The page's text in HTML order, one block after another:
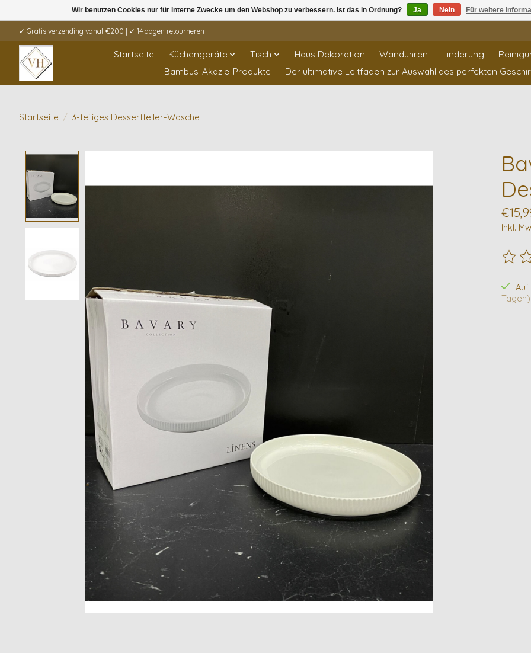
✓ Gratis verzending vanaf €200 | ✓ 14 dagen retourneren
Startseite Küchengeräte Tisch Haus Dekoration Wanduhren Linderung
Bambus-Akazie-Produkte
Der ultimative Leitfaden zur Auswahl des perfekten
Startseite / 3-teiliges Dessertteller-Wäsche
Inkl.
Die
Tagen)
Wir benutzen Cookies nur für interne Zwecke um den Webshop zu verbessern. Ist das in Ordnung? Ja Nein Für weitere